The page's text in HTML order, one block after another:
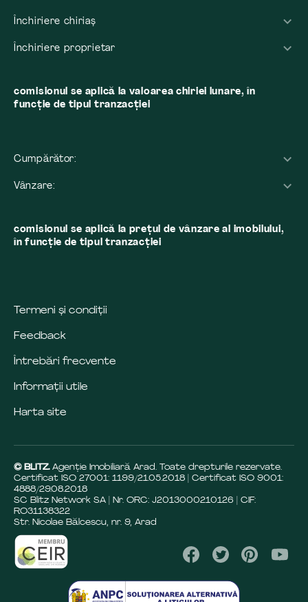
Închiriere chiriaș
Închiriere proprietar
comisionul se aplică la valoarea chiriei lunare, în
funcție de tipul tranzacției
Cumpărător:
Vânzare:
comisionul se aplică la preţul de vânzare al imobilului,
în funcţie de tipul tranzacţiei
Termeni și condiții
Feedback
Întrebări frecvente
Informații utile
Harta site
© BLITZ. Agenție Imobiliară Arad. Toate drepturile rezervate.
Certificat ISO 27001: 1199/21.05.2018 | Certificat ISO 9001:
4888/29.08.2018
SC Blitz Network SA | Nr. ORC: J2013000210126 | CIF:
RO31138322
Str. Nicolae Bălcescu, nr. 9, Arad